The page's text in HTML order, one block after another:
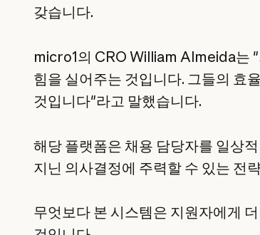
갖습니다.
micro1의 CRO William Almeida는
힘을 실어주는 것입니다. 그들의 효
것입니다"라고 말했습니다.
해당 플랫폼은 채용 담당자를 일상
지닌 의사결정에 주력할 수 있는 전
무엇보다 본 시스템은 지원자에게